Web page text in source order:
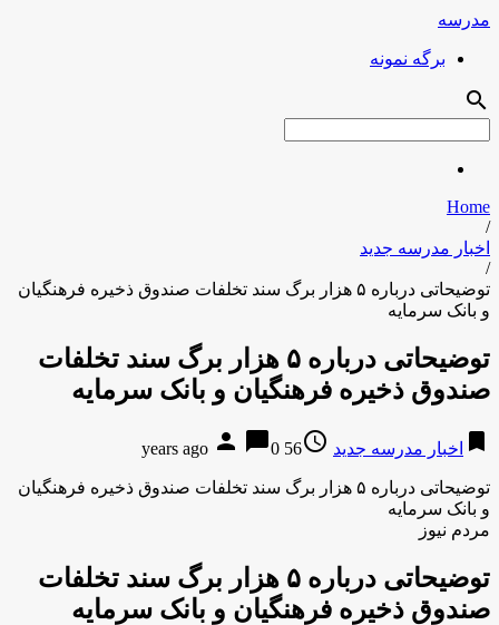
مدرسه
برگه نمونه
search
Home
/
اخبار مدرسه جدید
/
توضیحاتی درباره ۵ هزار برگ سند تخلفات صندوق ذخیره فرهنگیان
و بانک سرمایه
توضیحاتی درباره ۵ هزار برگ سند تخلفات
صندوق ذخیره فرهنگیان و بانک سرمایه
bookmark اخبار مدرسه جدید access_time
56 years ago
person chat_bubble0
توضیحاتی درباره ۵ هزار برگ سند تخلفات صندوق ذخیره فرهنگیان
و بانک سرمایه
مردم نیوز
توضیحاتی درباره ۵ هزار برگ سند تخلفات
صندوق ذخیره فرهنگیان و بانک سرمایه